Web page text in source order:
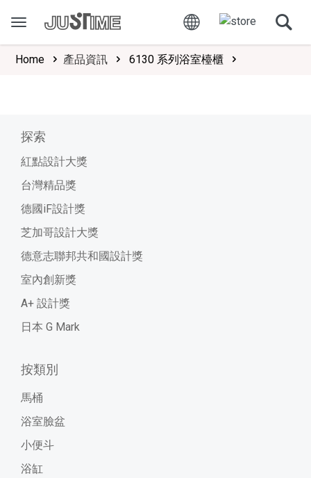
Home 產品資訊 6130 系列浴室檯櫃
探索
紅點設計大獎
台灣精品獎
德國iF設計獎
芝加哥設計大獎
德意志聯邦共和國設計獎
室內創新獎
A+ 設計獎
日本 G Mark
按類別
馬桶
浴室臉盆
小便斗
浴缸